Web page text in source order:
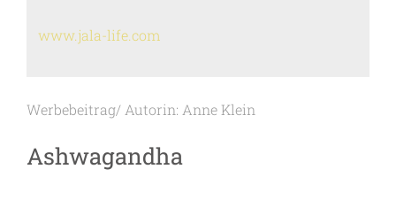
www.jala-life.com
Werbebeitrag/ Autorin: Anne Klein
Ashwagandha